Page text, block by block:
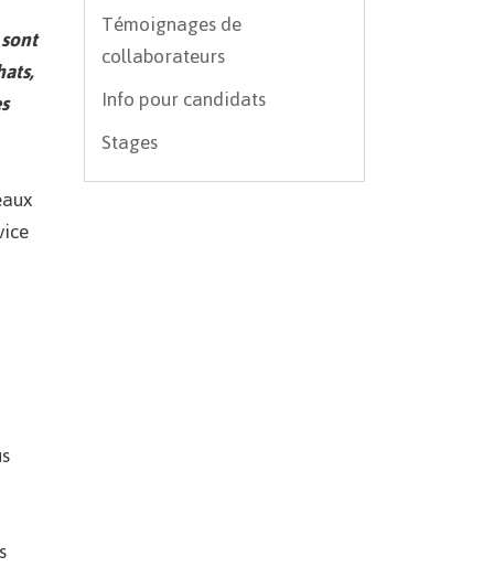
Témoignages de
collaborateurs
Info pour candidats
Stages